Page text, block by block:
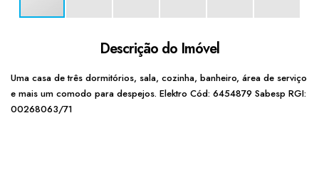
Descrição do Imóvel
Uma casa de três dormitórios, sala, cozinha, banheiro, área de serviço
e mais um comodo para despejos. Elektro Cód: 6454879 Sabesp RGI:
00268063/71